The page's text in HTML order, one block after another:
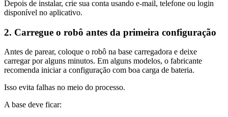
Depois de instalar, crie sua conta usando e-mail, telefone ou login
disponível no aplicativo.
2. Carregue o robô antes da primeira configuração
Antes de parear, coloque o robô na base carregadora e deixe
carregar por alguns minutos. Em alguns modelos, o fabricante
recomenda iniciar a configuração com boa carga de bateria.
Isso evita falhas no meio do processo.
A base deve ficar: